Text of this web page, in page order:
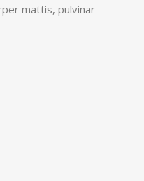
mattis, pulvinar